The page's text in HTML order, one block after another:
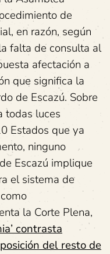
de
en razón, según
falta de consulta al
afectación a
que significa la
de Escazú. Sobre
todas luces
Estados que ya
ninguno
Escazú implique
el sistema de
la Corte Plena,
contrasta
del resto de